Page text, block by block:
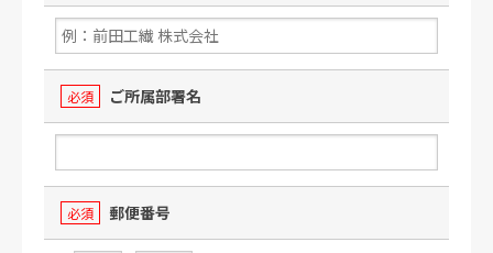
必須 ご所属部署名
必須 郵便番号